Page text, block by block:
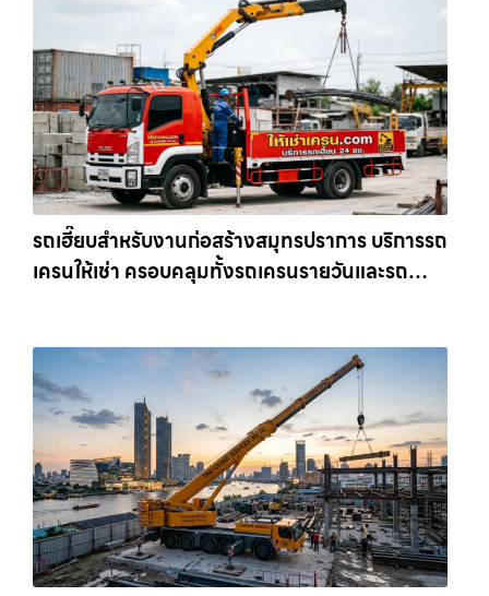
รถเฮี๊ยบสำหรับงานก่อสร้างสมุทรปราการ บริการรถ
เครนให้เช่า ครอบคลุมทั้งรถเครนรายวันและรถ